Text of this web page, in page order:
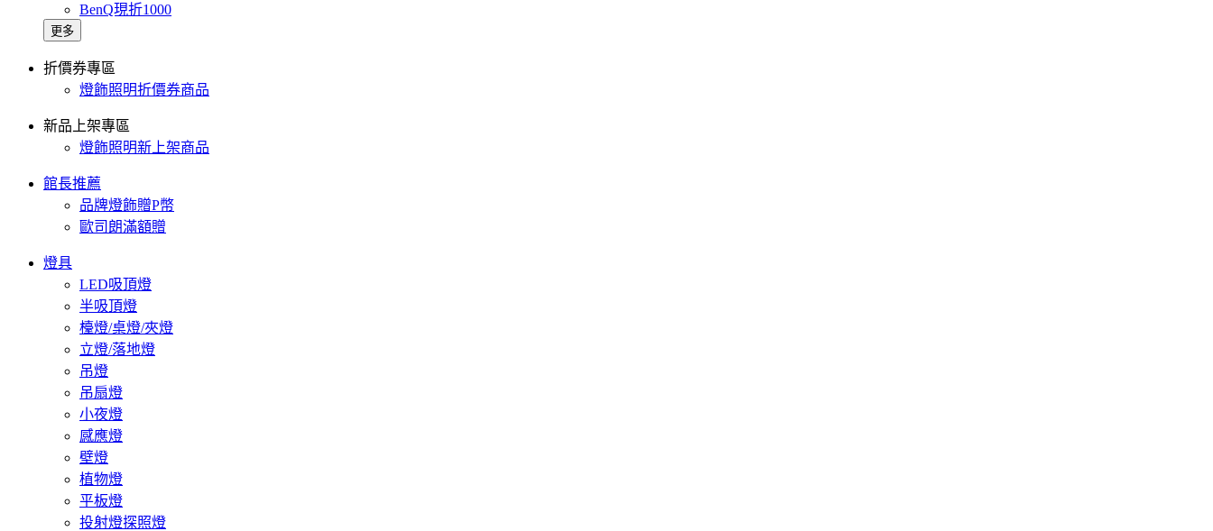
BenQ現折1000
更多
折價券專區
燈飾照明折價券商品
新品上架專區
燈飾照明新上架商品
館長推薦
品牌燈飾贈P幣
歐司朗滿額贈
燈具
LED吸頂燈
半吸頂燈
檯燈/桌燈/夾燈
立燈/落地燈
吊燈
吊扇燈
小夜燈
感應燈
壁燈
植物燈
平板燈
投射燈探照燈